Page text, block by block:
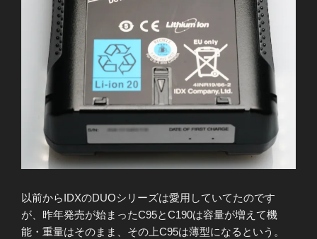
以前からIDXのDUOシリーズは愛用していてたのです
が、昨年発売が始まったC95とC190は容量が増えて機
能・重量はそのまま、その上C95は薄型になるという。